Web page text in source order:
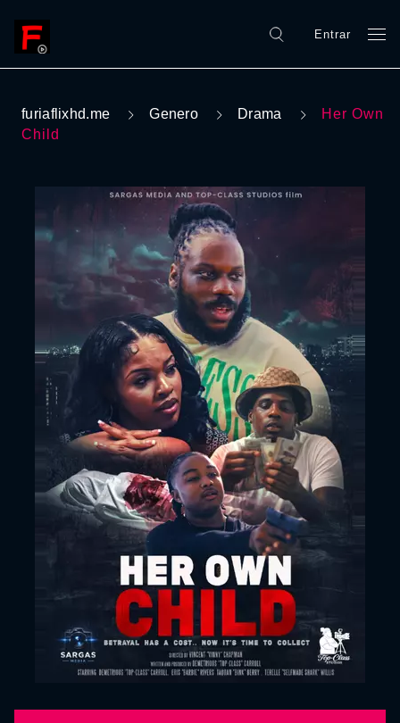
Entrar
furiaflixhd.me Genero Drama
Her Own
Child